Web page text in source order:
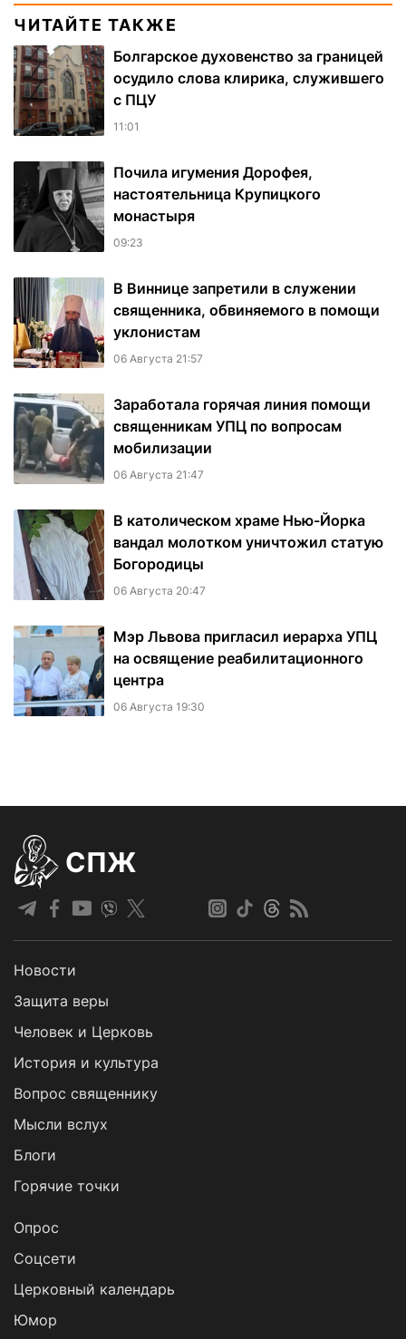
ЧИТАЙТЕ ТАКЖЕ
Болгарское духовенство за границей
осудило слова клирика, служившего
с ПЦУ
11:01
Почила игумения Дорофея,
настоятельница Крупицкого
монастыря
09:23
В Виннице запретили в служении
священника, обвиняемого в помощи
уклонистам
06 Августа 21:57
Заработала горячая линия помощи
священникам УПЦ по вопросам
мобилизации
06 Августа 21:47
В католическом храме Нью-Йорка
вандал молотком уничтожил статую
Богородицы
06 Августа 20:47
Мэр Львова пригласил иерарха УПЦ
на освящение реабилитационного
центра
06 Августа 19:30
СПЖ
Новости
Защита веры
Человек и Церковь
История и культура
Вопрос священнику
Мысли вслух
Блоги
Горячие точки
Опрос
Cоцсети
Церковный календарь
Юмор